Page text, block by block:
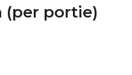
(per portie)